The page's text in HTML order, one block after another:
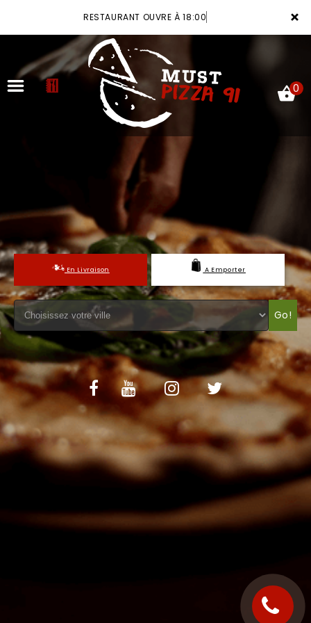
×
RESTAURANT OUVRE À 18:00
VOTRE COMPTE
NOTRE RESTAURANT
MENTIONS LÉGALES
C.G.V
0
En Livraison A Emporter
Go!